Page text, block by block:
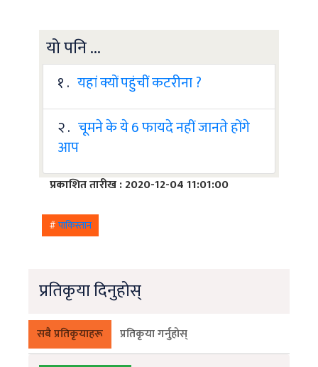
यो पनि ...
१ . यहां क्यों पहुंचीं कटरीना ?
२ . चूमने के ये 6 फायदे नहीं जानते होंगे
आप
प्रकाशित तारीख : 2020-12-04 11:01:00
#पाकिस्तान
प्रतिकृया दिनुहोस्
सबै प्रतिकृयाहरू प्रतिकृया गर्नुहोस्